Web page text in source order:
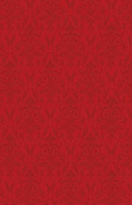
イメ
イメ